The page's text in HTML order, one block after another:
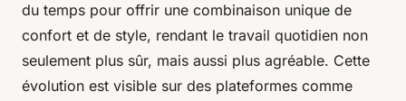
du temps pour offrir une combinaison unique de
confort et de style, rendant le travail quotidien non
seulement plus sûr, mais aussi plus agréable. Cette
évolution est visible sur des plateformes comme